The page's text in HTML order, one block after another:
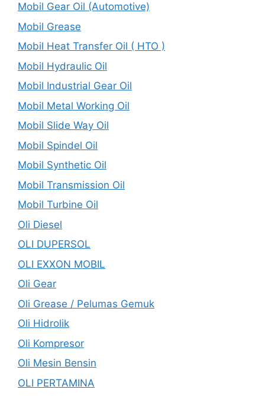
Mobil Gear Oil (Automotive)
Mobil Grease
Mobil Heat Transfer Oil ( HTO )
Mobil Hydraulic Oil
Mobil Industrial Gear Oil
Mobil Metal Working Oil
Mobil Slide Way Oil
Mobil Spindel Oil
Mobil Synthetic Oil
Mobil Transmission Oil
Mobil Turbine Oil
Oli Diesel
OLI DUPERSOL
OLI EXXON MOBIL
Oli Gear
Oli Grease / Pelumas Gemuk
Oli Hidrolik
Oli Kompresor
Oli Mesin Bensin
OLI PERTAMINA